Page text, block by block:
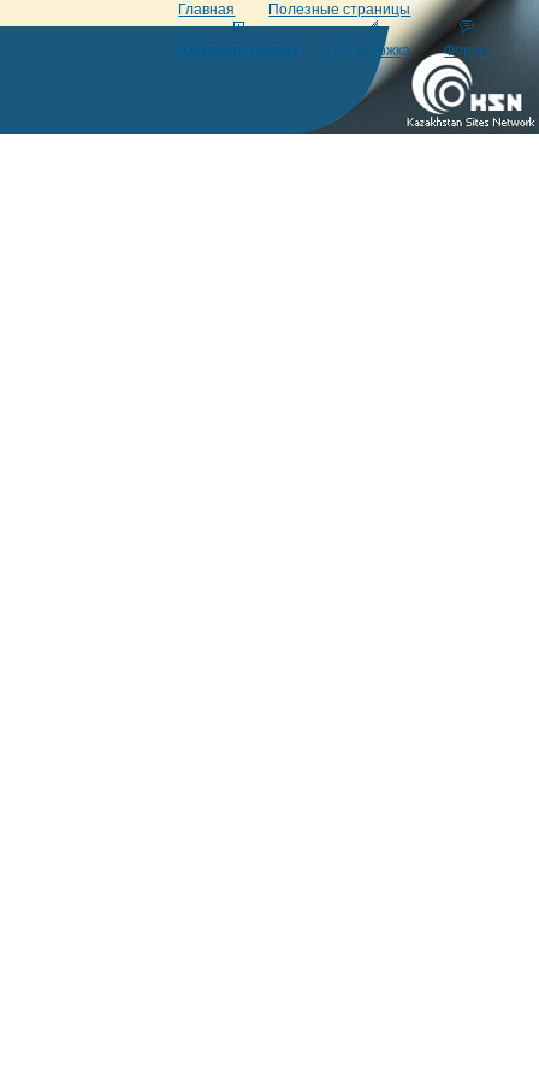
Главная Полезные страницы
Добавить фирму Поддержка Форум